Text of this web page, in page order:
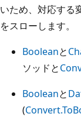
いため、対応する
をスローします。
Booleanと
ソッドと
Booleanと
(